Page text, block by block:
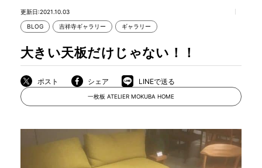
店舗から探す
MOKUBA について
更新日:2021.10.03
BLOG 吉祥寺ギャラリー ギャラリー
大きい天板だけじゃない！！
ポスト シェア LINEで送る
一枚板 ATELIER MOKUBA HOME